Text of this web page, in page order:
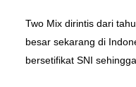
Two Mix dirintis dari
besar sekarang di
bersetifikat SNI